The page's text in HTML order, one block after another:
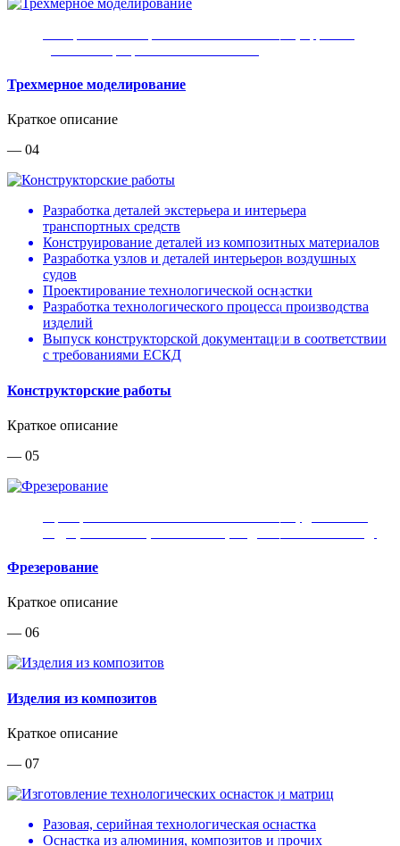
Трехмерное моделирование
Краткое описание
— 04
Разработка деталей экстерьера и интерьера
транспортных средств
Конструирование деталей из композитных материалов
Разработка узлов и деталей интерьеров воздушных
судов
Проектирование технологической оснастки
Разработка технологического процесса производства
изделий
Выпуск конструкторской документации в соответствии
с требованиями ЕСКД
Конструкторские работы
Краткое описание
— 05
Фрезерование
Краткое описание
— 06
Изделия из композитов
Краткое описание
— 07
Разовая, серийная технологическая оснастка
Оснастка из алюминия, композитов и прочих